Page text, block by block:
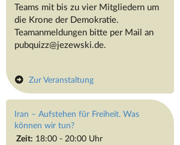
Teams mit bis zu vier Mitgliedern um
die Krone der Demokratie.
Teamanmeldungen bitte per Mail an
pubquizz@jezewski.de.
Zur Veranstaltung
Iran – Aufstehen für Freiheit. Was
können wir tun?
Zeit: 18:00 - 20:00 Uhr